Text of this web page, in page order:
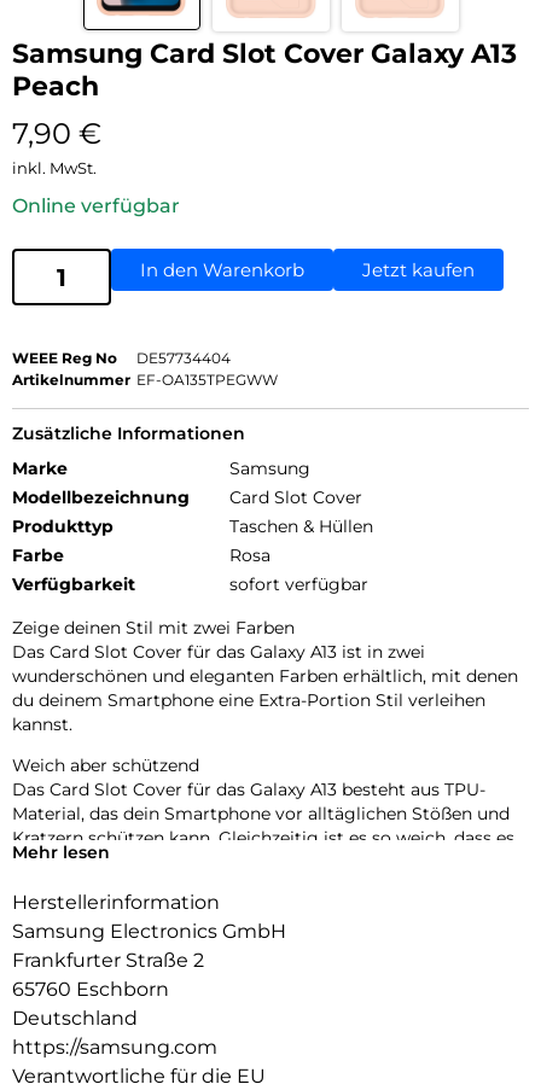
Samsung Card Slot Cover Galaxy A13
Peach
7,90 €
inkl. MwSt.
Online verfügbar
In den Warenkorb Jetzt kaufen
WEEE Reg No
DE57734404
Artikelnummer EF-OA135TPEGWW
Zusätzliche Informationen
Marke
Samsung
Modellbezeichnung
Card Slot Cover
Produkttyp
Taschen & Hüllen
Farbe
Rosa
Verfügbarkeit
sofort verfügbar
Zeige deinen Stil mit zwei Farben
Das Card Slot Cover für das Galaxy A13 ist in zwei
wunderschönen und eleganten Farben erhältlich, mit denen
du deinem Smartphone eine Extra-Portion Stil verleihen
kannst.
Weich aber schützend
Das Card Slot Cover für das Galaxy A13 besteht aus TPU-
Material, das dein Smartphone vor alltäglichen Stößen und
Kratzern schützen kann. Gleichzeitig ist es so weich, dass es
sich leicht am Smartphone anbringen und auch wieder
Deine Karte schnell zur Hand
Möchtest du eine häufig verwendete Bank- oder Bahnkarte
bietet Platz für eine Karte, sodass du deine Brieftasche nicht
immer mit dir führen musst.
Mehr lesen
Herstellerinformation
Samsung Electronics GmbH
Frankfurter Straße 2
65760 Eschborn
Deutschland
https://samsung.com
Verantwortliche für die EU